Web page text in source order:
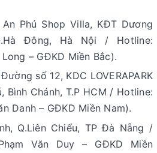
Phú Shop Villa, KĐT Dương
Đông, Hà Nội / Hotline:
– GĐKD Miền Bắc).
số 12, KDC LOVERAPARK
Bình Chánh, T.P HCM / Hotline:
Danh – GĐKD Miền Nam).
Q.Liên Chiểu, TP Đà Nẵng /
Văn Duy – GĐKD Miền